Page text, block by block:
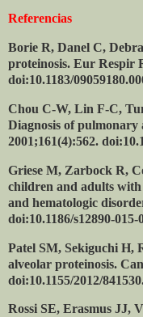
Referencias
Borie R, Danel C,
proteinosis. Eur Respir
doi:10.1183/
Chou C-W, Lin F-C,
Diagnosis of
2001;161(4):562.
Griese M, Zarbock R,
children and adults
and hematologic
doi:10.1186/s12890-015-
Patel SM, Sekiguchi H,
alveolar proteinosis.
doi:10.1155/2012/
Rossi SE, Erasmus JJ,